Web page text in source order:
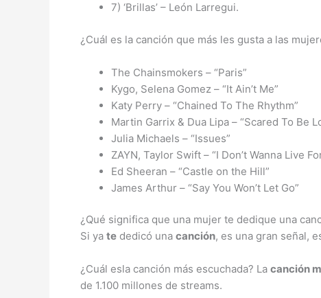
7) ‘Brillas’ – León Larregui.
¿Cuál es la canción que más les gusta a las
The Chainsmokers – “Paris”
Kygo, Selena Gomez – “It Ain’t Me”
Katy Perry – “Chained To The Rhythm”
Martin Garrix & Dua Lipa – “Scared To Be
Julia Michaels – “Issues”
ZAYN, Taylor Swift – “I Don’t Wanna Live
Ed Sheeran – “Castle on the Hill”
James Arthur – “Say You Won’t Let Go”
¿Qué significa que una mujer te dedique una
Si ya te dedicó una canción, es una gran señal,
¿Cuál esla canción más escuchada? La canción
de 1.100 millones de streams.